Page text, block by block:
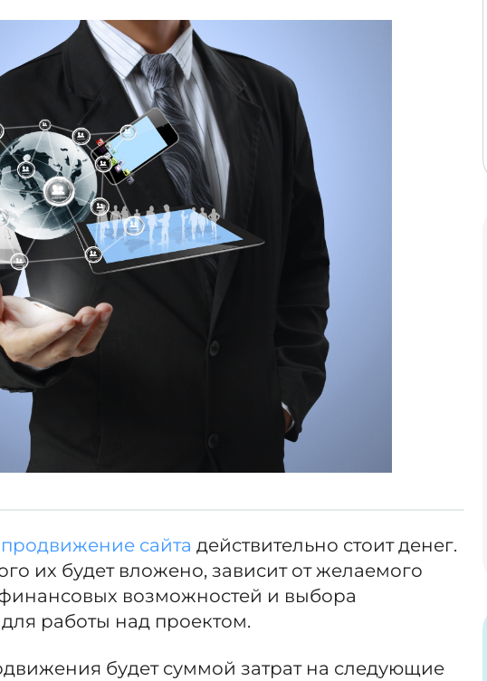
продвижение сайта действительно стоит денег.
их будет вложено, зависит от желаемого
возможностей и выбора
работы над проектом.
будет суммой затрат на следующие